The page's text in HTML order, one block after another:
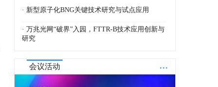
· 新型原子化BNG关键技术研究与试点应用
· 万兆光网“破界”入园，FTTR-B技术应用创新与
研究
...
会议活动